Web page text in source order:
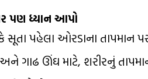
પણ ધ્યાન આપો
સૂતા પહેલા ઓરડાના
ગાઢ ઊંઘ માટે, શરીરનું